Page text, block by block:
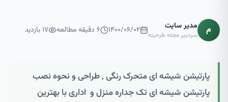
م مدیر سایت
سردبیر مجله طرحینه ۱۴۰۰/۰۶/۰۲ ۶ دقیقه مطالعه ۱۷بازدید
پارتیشن شیشه ای متحرک رنگی , طراحی و نحوه نصب
پارتیشن شیشه ای تک جداره منزل و اداری با بهترین